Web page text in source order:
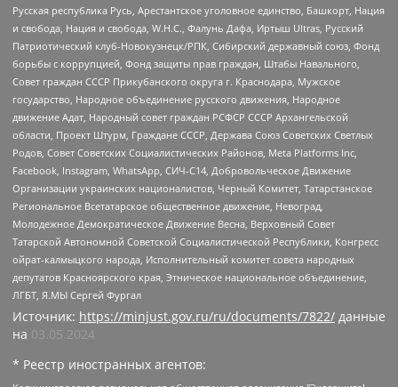
Русская республика Русь, Арестантское уголовное единство, Башкорт, Нация
и свобода, Нация и свобода, W.H.С., Фалунь Дафа, Иртыш Ultras, Русский
Патриотический клуб-Новокузнецк/РПК, Сибирский державный союз, Фонд
борьбы с коррупцией, Фонд защиты прав граждан, Штабы Навального,
Совет граждан СССР Прикубанского округа г. Краснодара, Мужское
государство, Народное объединение русского движения, Народное
движение Адат, Народный совет граждан РСФСР СССР Архангельской
области, Проект Штурм, Граждане СССР, Держава Союз Советских Светлых
Родов, Совет Советских Социалистических Районов, Meta Platforms Inc,
Facebook, Instagram, WhatsApp, СИЧ-С14, Добровольческое Движение
Организации украинских националистов, Черный Комитет, Татарстанское
Региональное Всетатарское общественное движение, Невоград,
Молодежное Демократическое Движение Весна, Верховный Совет
Татарской Автономной Советской Социалистической Республики, Конгресс
ойрат-калмыцкого народа, Исполнительный комитет совета народных
депутатов Красноярского края, Этническое национальное объединение,
ЛГБТ, Я.МЫ Сергей Фургал
Источник: https://minjust.gov.ru/ru/documents/7822/ данные
на 03.05.2024
* Реестр иностранных агентов: